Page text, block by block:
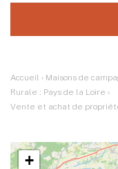
Accueil › Maisons de
Rurale : Pays de la Loire ›
Vente et achat de
+